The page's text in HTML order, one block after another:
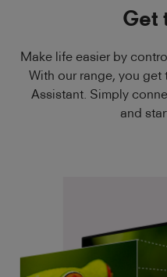
Get
Make life easier by
With our range, you
Assistant. Simply
and